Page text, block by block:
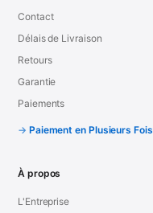
Contact
Délais de Livraison
Retours
Garantie
Paiements
Paiement en Plusieurs Fois
À propos
L'Entreprise